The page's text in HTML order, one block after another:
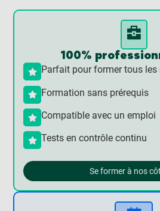
100%
Parfait pour former tous les
Formation sans prérequis
Compatible avec un emploi
Tests en contrôle continu
Se former à nos